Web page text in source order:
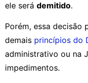
ele será demitido.
Porém, essa decisão
demais princípios do
administrativo ou na
impedimentos.